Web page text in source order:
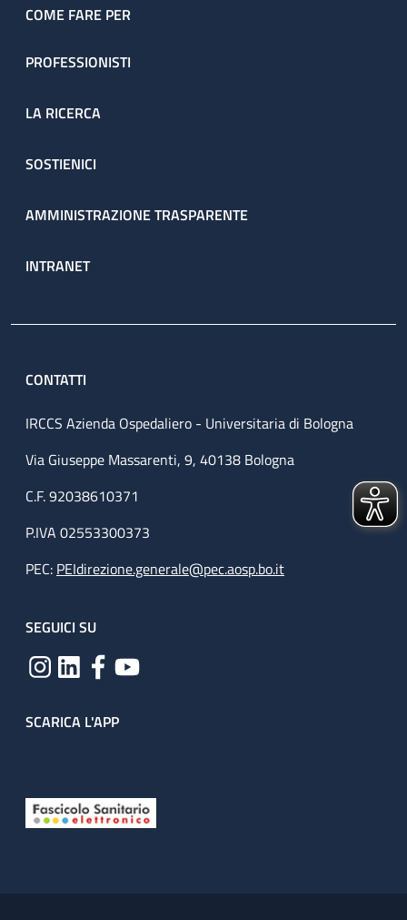
COME FARE PER
PROFESSIONISTI
LA RICERCA
SOSTIENICI
AMMINISTRAZIONE TRASPARENTE
INTRANET
CONTATTI
IRCCS Azienda Ospedaliero - Universitaria di Bologna
Via Giuseppe Massarenti, 9, 40138 Bologna
C.F. 92038610371
P.IVA 02553300373
PEC: PEIdirezione.generale@pec.aosp.bo.it
SEGUICI SU
SCARICA L'APP